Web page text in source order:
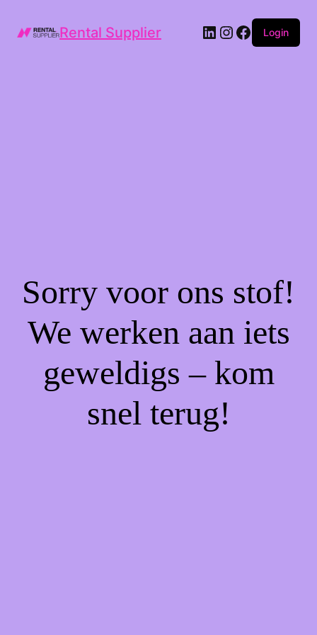
Rental Supplier LinkedIn
Instagram
Facebook
Login
Sorry voor ons stof!
We werken aan iets
geweldigs – kom
snel terug!